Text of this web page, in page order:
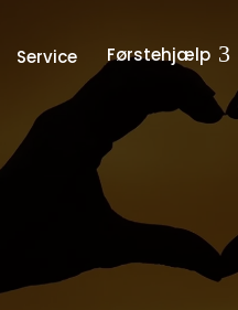
Service Førstehjælp